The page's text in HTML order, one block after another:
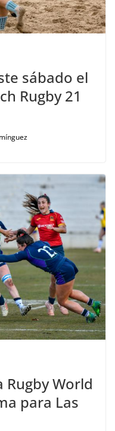
sábado el
Rugby 21
Rugby World
para Las